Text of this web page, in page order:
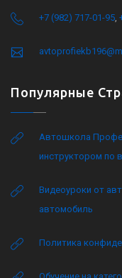
+7 (982) 717-01-95,
Популярные
Автошкола
инструктором по
Видеоуроки от
автомобиль
Политика